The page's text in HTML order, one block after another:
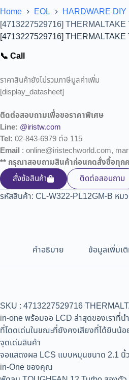
Home EOL HARDWARE DIY
[4713227529716]
[4713227529716]
📞 Call
ราคาสินค้ายังไม่รวมภาษีมูลค่าเพิ่ม
[display_datasheet]
ติดต่อสอบถามเพื่อขอราคาพิเศษ
Line: @iristw.com
Tel: 02-843-6979 ต่อ 115
Email : online@iristechworld.com,
** กรุณาสอบถามสินค้าก่อนกดสั่งซื้อทุก
สั่งซ้อสินค้า
ติดต่อสอบถาม
รหัสสินค้า: CL-W322-PL12GM-B หม
คำอธิบาย ข้อมูลเพิ่มเ
SKU : 4713227529716
in-one พร้อมจอ LCD ล่าสุดของเราที่
ที่โดดเด่นในขณะที่ยังคงเสียงที่ได้ยินน้
จุดเด่นสินค้า
จอแสดงผล LCS แบบหมุนขนาด 2.1 นิ้
in-One ของคุณ